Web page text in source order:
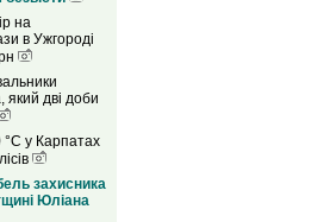
на
в Ужгороді
який дві доби
у Карпатах
захисника
Юліана